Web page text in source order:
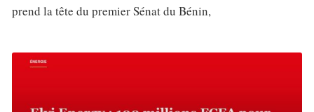
prend la tête du premier Sénat du Bénin,